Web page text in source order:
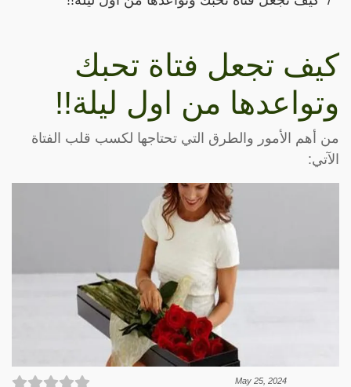
كيف تجعل فتاة تحبك
وتواعدها من اول ليلة!!
من أهم الأمور والطرق التي تحتاجها لكسب قلب الفتاة
الآتي:
May 25, 2024